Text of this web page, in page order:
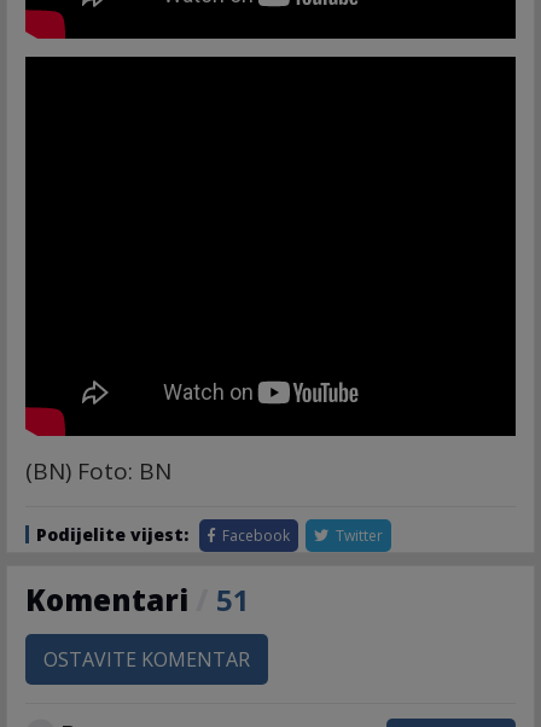
(BN) Foto: BN
Podijelite vijest: Facebook Twitter
Komentari 51
OSTAVITE KOMENTAR